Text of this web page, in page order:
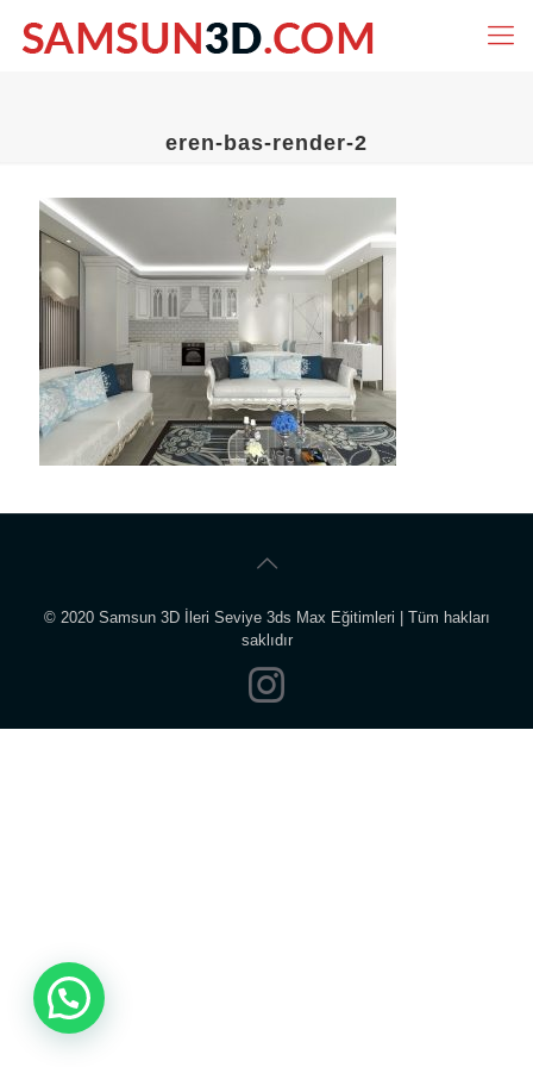
eren-bas-render-2
© 2020 Samsun 3D İleri Seviye 3ds Max Eğitimleri | Tüm hakları
saklıdır